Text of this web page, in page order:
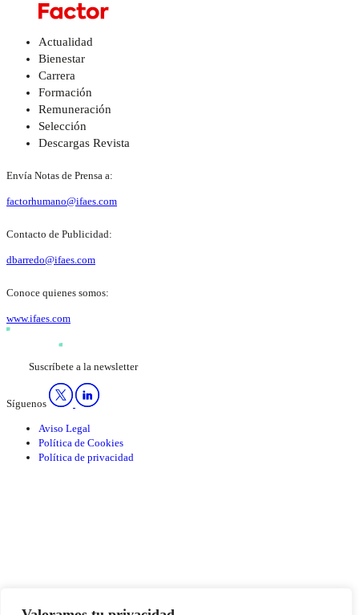
Actualidad
Bienestar
Carrera
Formación
Remuneración
Selección
Descargas Revista
Envía Notas de Prensa a:
factorhumano@ifaes.com
Contacto de Publicidad:
dbarredo@ifaes.com
Conoce quienes somos:
www.ifaes.com
Suscríbete a la newsletter
Síguenos
Aviso Legal
Política de Cookies
Política de privacidad